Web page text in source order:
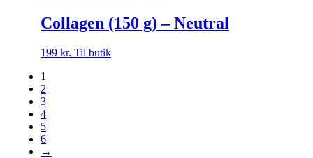
Collagen (150 g) – Neutral
199 kr. Til butik
1
2
3
4
5
6
→